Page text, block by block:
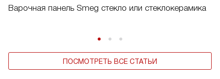
Варочная панель Smeg стекло или стеклокерамика
ПОСМОТРЕТЬ ВСЕ СТАТЬИ